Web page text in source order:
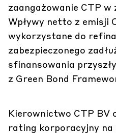
zaangażowanie CTP
Wpływy netto z emisji
wykorzystane do
zabezpieczonego
sfinansowania
z Green Bond
Kierownictwo CTP BV
rating korporacyjny na